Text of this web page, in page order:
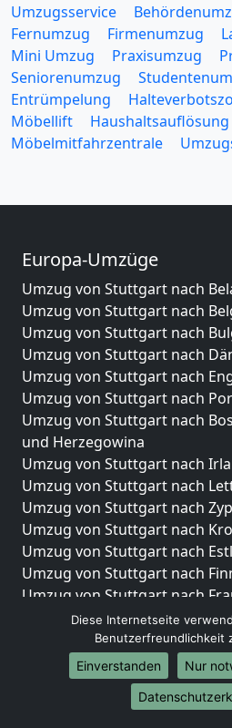
Umzugsservice
Fernumzug
Firmenumzug
Mini Umzug
Praxisumzug
Seniorenumzug
Entrümpelung
Möbellift
Haushaltsauflösung
Möbelmitfahrzentrale
Europa-Umzüge
Umzug von Stuttgart nach
Umzug von Stuttgart nach
Umzug von Stuttgart nach
Umzug von Stuttgart nach
Umzug von Stuttgart nach
Umzug von Stuttgart nach
Umzug von Stuttgart nach
und Herzegowina
Umzug von Stuttgart nach
Umzug von Stuttgart nach
Umzug von Stuttgart nach
Umzug von Stuttgart nach
Umzug von Stuttgart nach
Umzug von Stuttgart nach
Umzug von Stuttgart nach
Umzug von Stuttgart nach
Umzug von Stuttgart nach
Umzug von Stuttgart nach
Umzug von Stuttgart nach
Umzug von Stuttgart nach
Diese Internetseite
Benutzerfreundlichkeit
Einverstanden
Nur